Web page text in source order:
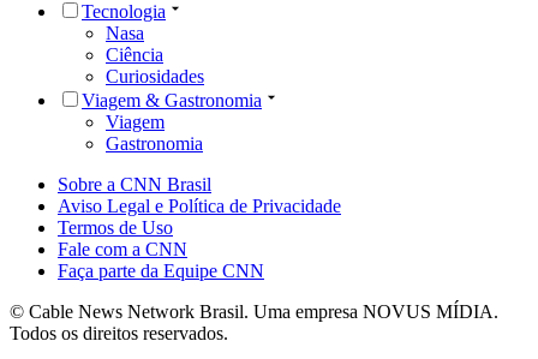
Tecnologia
Nasa
Ciência
Curiosidades
Viagem & Gastronomia
Viagem
Gastronomia
Sobre a CNN Brasil
Aviso Legal e Política de Privacidade
Termos de Uso
Fale com a CNN
Faça parte da Equipe CNN
© Cable News Network Brasil. Uma empresa NOVUS MÍDIA.
Todos os direitos reservados.